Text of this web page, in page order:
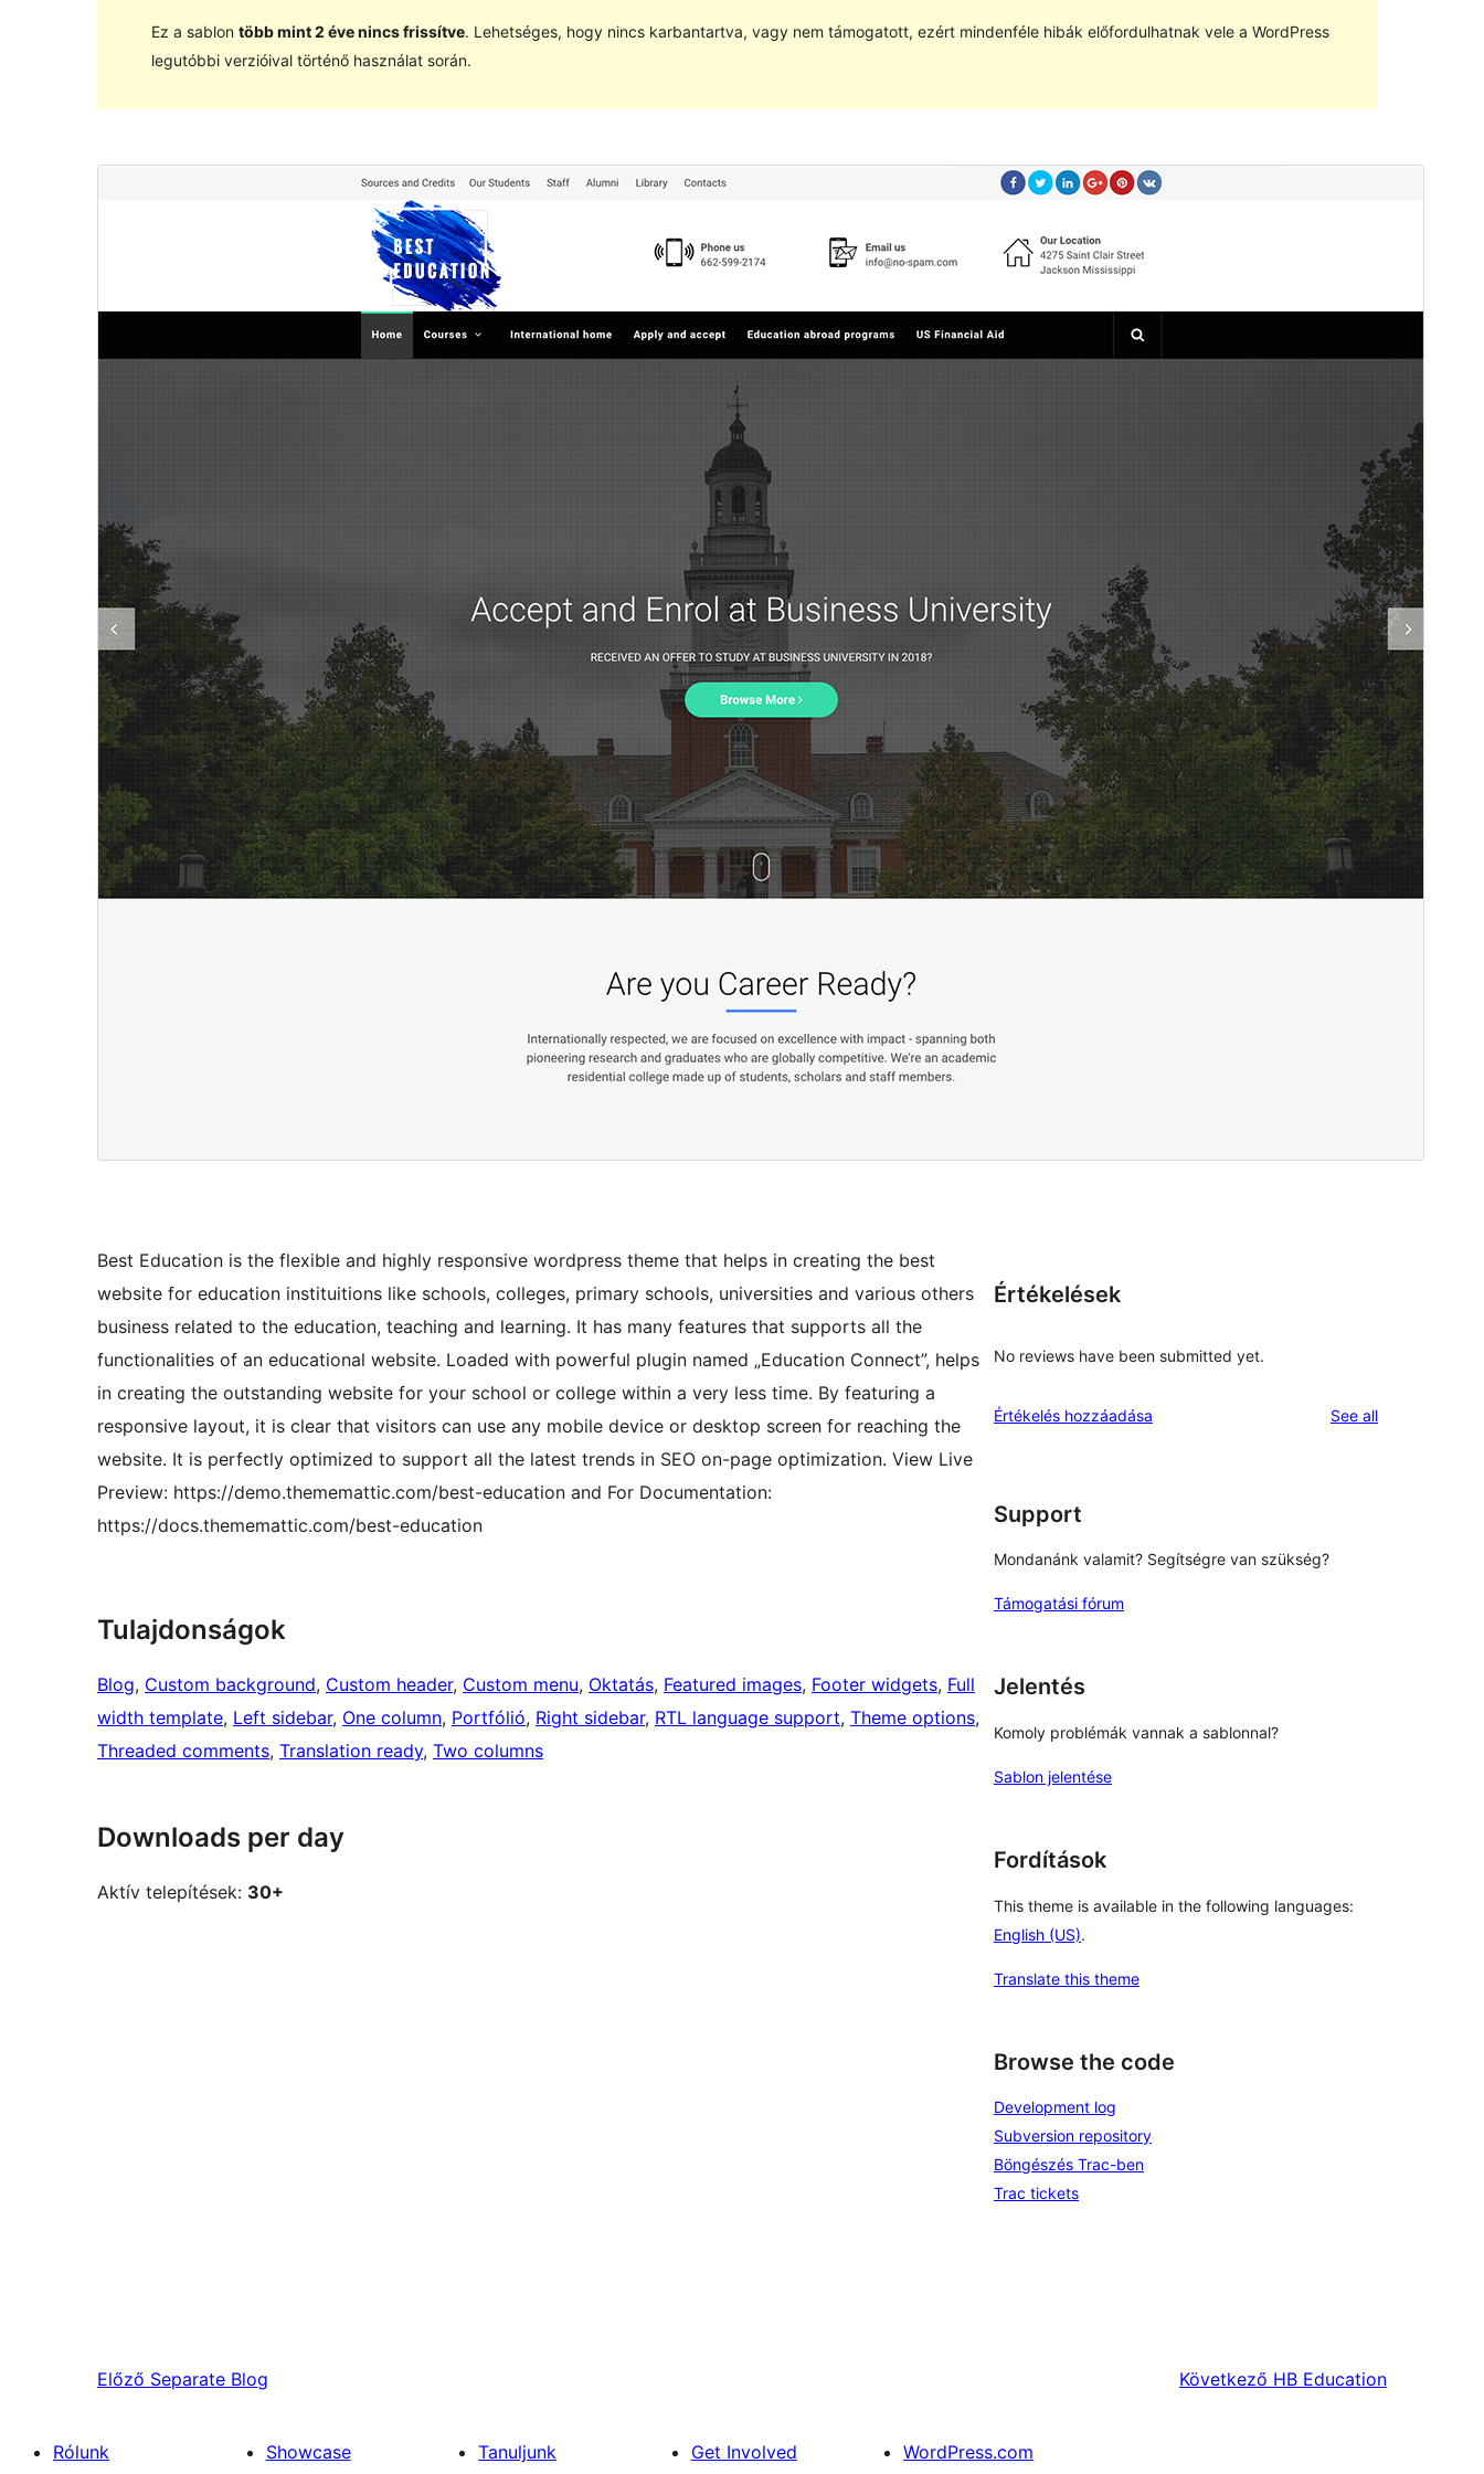
Ez a sablon több mint 2 éve nincs frissítve. Lehetséges, hogy nincs karbantartva, vagy nem támogatott, ezért mindenféle hibák előfordulhatnak vele a WordPress
legutóbbi verzióival történő használat során.
ElőnézetLetöltés
Last updated
Active installations
Theme homepage
Best Education is the flexible and highly responsive wordpress theme that helps in creating the best
website for education instituitions like schools, colleges, primary schools, universities and various others
business related to the education, teaching and learning. It has many features that supports all the
functionalities of an educational website. Loaded with powerful plugin named „Education Connect”, helps
in creating the outstanding website for your school or college within a very less time. By featuring a
responsive layout, it is clear that visitors can use any mobile device or desktop screen for reaching the
website. It is perfectly optimized to support all the latest trends in SEO on-page optimization. View Live
Preview: https://demo.thememattic.com/best-education and For Documentation:
https://docs.thememattic.com/best-education
Tulajdonságok
Blog, Custom background, Custom header, Custom menu, Oktatás, Featured images, Footer widgets, Full
width template, Left sidebar, One column, Portfólió, Right sidebar, RTL language support, Theme options
Threaded comments, Translation ready, Two columns
Downloads per day
Aktív telepítések: 30+
Értékelések
No reviews have been submitted yet.
Értékelés hozzáadása See allreviews
Support
Mondanánk valamit? Segítségre van szükség?
Támogatási fórum
Jelentés
Komoly problémák vannak a sablonnal?
Sablon jelentése
Fordítások
This theme is available in the following languages:
English (US).
Translate this theme
Browse the code
Development log
Subversion repository
Böngészés Trac-ben
Trac tickets
Előző Separate Blog Következő HB Education
Rólunk Showcase Tanuljunk Get Involved WordPress.com